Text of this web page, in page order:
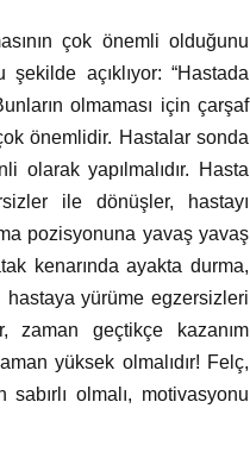
çok önemli olduğunu
açıklıyor: “Hastada
olmaması için çarşaf
önemlidir. Hastalar sonda
olarak yapılmalıdır. Hasta
ile dönüşler, hastayı
pozisyonuna yavaş yavaş
kenarında ayakta durma,
hastaya yürüme egzersizleri
zaman geçtikçe kazanım
yüksek olmalıdır! Felç,
olmalı, motivasyonu